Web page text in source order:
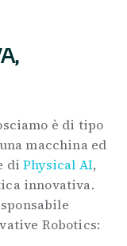
è di tipo
macchina ed
diPhysical AI,
innovativa.
Robotics: